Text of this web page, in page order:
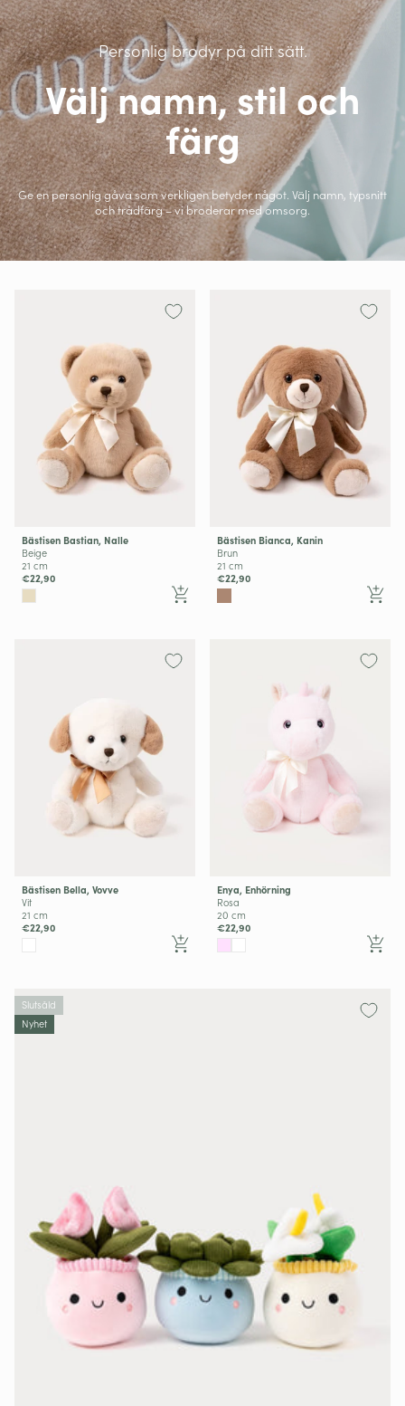
Personlig brodyr på ditt sätt.
Välj namn, stil och
färg
Ge en personlig gåva som verkligen betyder något. Välj namn, typsnitt
och trådfärg – vi broderar med omsorg.
Bästisen Bastian, Nalle
Beige
21 cm
€22,90
Bästisen Bianca, Kanin
Brun
21 cm
€22,90
Bästisen Bella, Vovve
Vit
21 cm
€22,90
Enya, Enhörning
Rosa
20 cm
€22,90
Slutsåld
Nyhet